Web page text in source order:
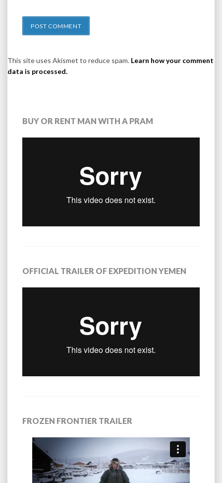
This site uses Akismet to reduce spam. Learn how your comment
data is processed.
BUY OR RENT MAN WITH A PRAM
OFFICIAL TRAILER OF EXPEDITION YEMEN
FROZEN FRONTIER TRAILER